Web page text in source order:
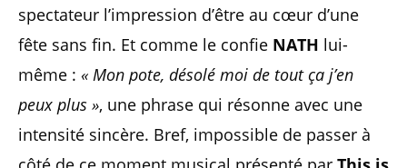
spectateur l’impression d’être au cœur d’une
fête sans fin. Et comme le confie NATH lui-
même : « Mon pote, désolé moi de tout ça j’en
peux plus », une phrase qui résonne avec une
intensité sincère. Bref, impossible de passer à